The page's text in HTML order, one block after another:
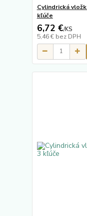
Cylindrická
kľúče
6,72 €/KS
5,46 € bez DPH